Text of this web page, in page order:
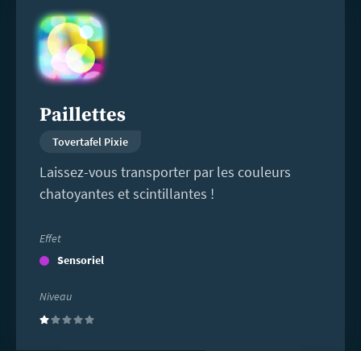
Paillettes
Tovertafel Pixie
Laissez-vous transporter par les couleurs
chatoyantes et scintillantes !
Effet
Sensoriel
Niveau
(1)
savoir
plus